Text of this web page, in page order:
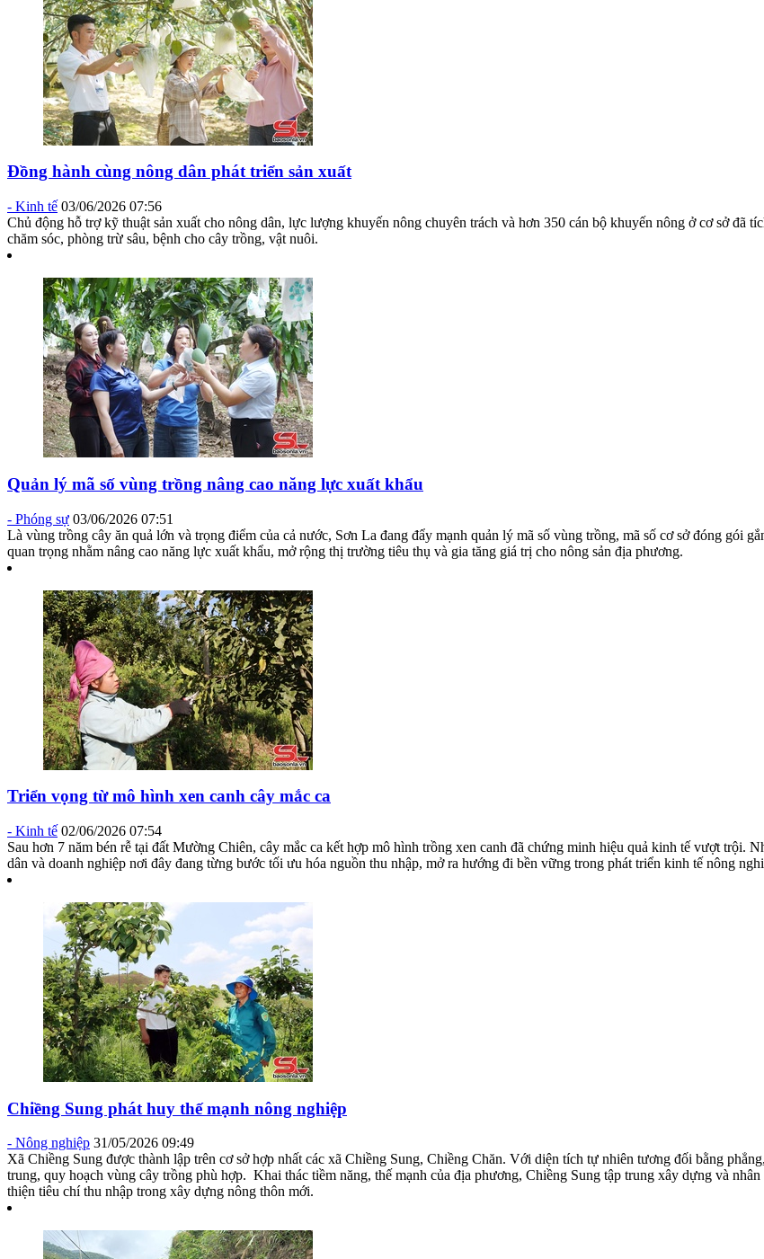
Đồng hành cùng nông dân phát triển sản xuất
- Kinh tế 03/06/2026 07:56
Chủ động hỗ trợ kỹ thuật sản xuất cho nông dân, lực lượng khuyến nông chuyên trách và hơn 350 cán bộ khuyến nông ở cơ sở đã
chăm sóc, phòng trừ sâu, bệnh cho cây trồng, vật nuôi.
Quản lý mã số vùng trồng nâng cao năng lực xuất khẩu
- Phóng sự 03/06/2026 07:51
Là vùng trồng cây ăn quả lớn và trọng điểm của cả nước, Sơn La đang đẩy mạnh quản lý mã số vùng trồng, mã số cơ sở đóng gói
quan trọng nhằm nâng cao năng lực xuất khẩu, mở rộng thị trường tiêu thụ và gia tăng giá trị cho nông sản địa phương.
Triển vọng từ mô hình xen canh cây mắc ca
- Kinh tế 02/06/2026 07:54
Sau hơn 7 năm bén rễ tại đất Mường Chiên, cây mắc ca kết hợp mô hình trồng xen canh đã chứng minh hiệu quả kinh tế vượt trội.
dân và doanh nghiệp nơi đây đang từng bước tối ưu hóa nguồn thu nhập, mở ra hướng đi bền vững trong phát triển kinh tế nông
Chiềng Sung phát huy thế mạnh nông nghiệp
- Nông nghiệp 31/05/2026 09:49
Xã Chiềng Sung được thành lập trên cơ sở hợp nhất các xã Chiềng Sung, Chiềng Chăn. Với diện tích tự nhiên tương đối bằng
trung, quy hoạch vùng cây trồng phù hợp. Khai thác tiềm năng, thế mạnh của địa phương, Chiềng Sung tập trung xây dựng và
thiện tiêu chí thu nhập trong xây dựng nông thôn mới.